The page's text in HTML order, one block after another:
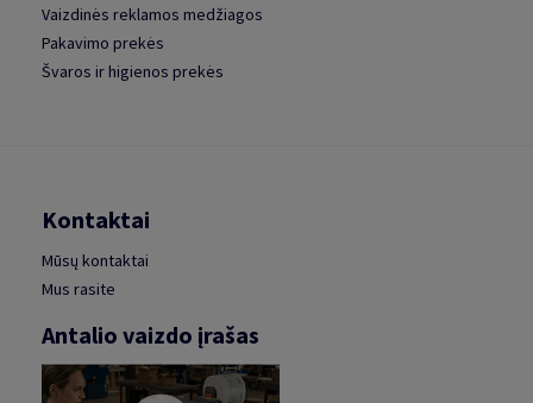
Vaizdinės reklamos medžiagos
Pakavimo prekės
Švaros ir higienos prekės
Kontaktai
Mūsų kontaktai
Mus rasite
Antalio vaizdo įrašas